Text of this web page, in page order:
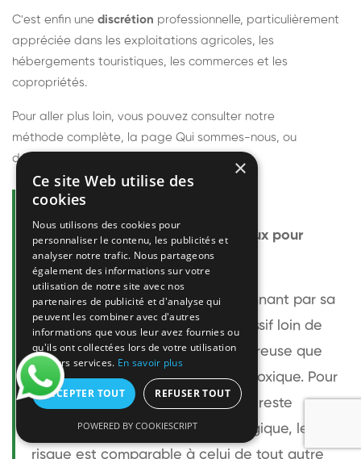
C'est enfin une discrétion professionnelle, particulièrement
appréciée dans les exploitations agricoles, les
hébergements touristiques, les commerces et les
copropriétés.
Pour aller plus loin, vous pouvez consulter notre
méthode complète, la page Qui sommes-nous, ou
découvrir
Questions fréquentes
Le frelon européen est-il dangereux pour
l'homme ?
Le frelon européen est impressionnant par sa
taille mais relativement peu agressif loin de
son nid. Sa piqûre est plus douloureuse que
celle d'une guêpe sans être plus toxique. Pour
une personne non allergique, elle reste
bénigne. Pour une personne allergique, le
risque est comparable à celui de tout autre
×
Ce site Web utilise des
cookies
Nous utilisons des cookies pour
personnaliser le contenu, les publicités et
analyser notre trafic. Nous partageons
également des informations sur votre
utilisation de notre site avec nos
partenaires de publicité et d'analyse qui
peuvent les combiner avec d'autres
informations que vous leur avez fournies ou
qu'ils ont collectées lors de votre utilisation
de leurs services. En savoir plus
ACCEPTER TOUT REFUSER TOUT
POWERED BY COOKIESCRIPT